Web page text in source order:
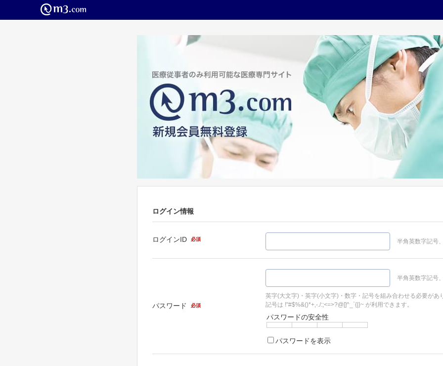
ログイン情報
ログインID 必須 半角英数字記号
パスワード 必須
半角英数字記号
英字(大文字)・英字(小文字)・数字・記号を組み合わせる必要があ
記号は !"#$%&()*+,-./:;<=>?@[]^_`{|}~ が利用できます。
パスワードの安全性
パスワードを表示